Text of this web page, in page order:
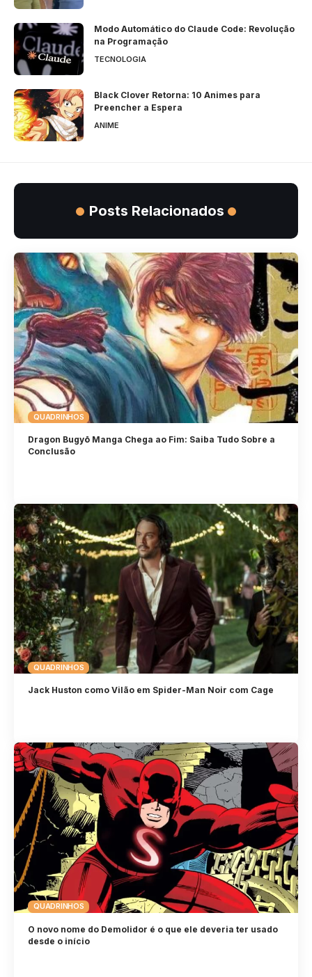
Modo Automático do Claude Code: Revolução
na Programação
TECNOLOGIA
Black Clover Retorna: 10 Animes para
Preencher a Espera
ANIME
Posts Relacionados
QUADRINHOS
Dragon Bugyō Manga Chega ao Fim: Saiba Tudo Sobre a
Conclusão
QUADRINHOS
Jack Huston como Vilão em Spider-Man Noir com Cage
QUADRINHOS
O novo nome do Demolidor é o que ele deveria ter usado
desde o início